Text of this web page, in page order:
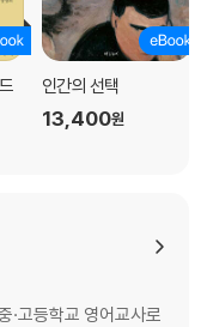
인간의 선택
13,400원
·고등학교 영어교사로